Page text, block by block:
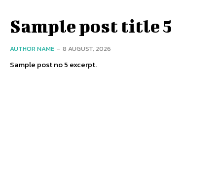
Sample post title 5
AUTHOR NAME - 8 AUGUST, 2026
Sample post no 5 excerpt.